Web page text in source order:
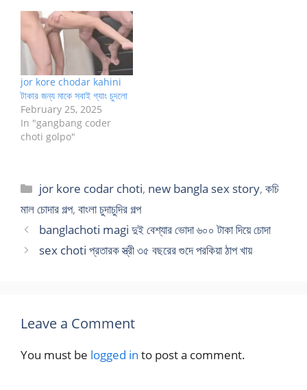
jor kore chodar kahini
টাকার জন্য মাকে সবাই গ্যাং চুদলো
February 25, 2025
In "gangbang coder
choti golpo"
Categories
jor kore codar choti, new bangla sex story,কচি
মাল চোদার গল্প, বাংলা চুদাচুদির গল্প
banglachoti magi দুই বেশ্যার ভোদা ৬০০ টাকা দিয়ে চোদা
sex choti প্রতারক স্ত্রী ৩৫ বছরের গুদে পরকিয়া ঠাপ খায়
Leave a Comment
You must be logged in to post a comment.